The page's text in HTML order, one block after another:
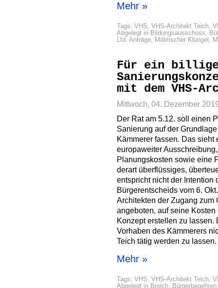
Mehr »
Tags: VHS, VHS-Architekt Teich,
Abgelegt in Bildungsausschuss,
Lfd. Anträge, Mölmscher Klüngel ,
Für ein
mit dem VHS-
Mittwoch, 04. Dezember
Der Rat am 5.12. soll einen
Sanierung auf der
Kämmerer fassen. Das
europaweiter
Planungskosten sowie eine
derart überflüssiges,
entspricht nicht der Intention
Bürgerentscheids vom 6.
Architekten der Zugang zum
angeboten, auf seine
Konzept erstellen zu lassen.
Vorhaben des Kämmerers
Teich tätig werden zu lassen.
Mehr »
Tags: VHS, VHS-Architekt Teich,
Abgelegt in Broich, Bürgerbegehren